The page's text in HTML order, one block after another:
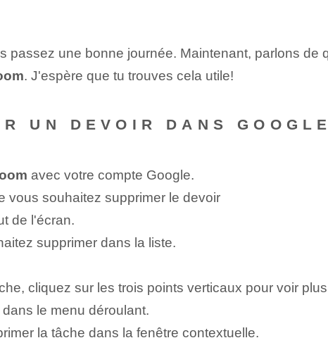
passez une bonne journée. Maintenant, parlons de
. J'espère que tu trouves cela utile!
UN DEVOIR DANS
avec votre compte Google.
vous souhaitez supprimer le devoir
de l'écran.
supprimer dans la liste.
cliquez sur les trois points verticaux pour voir
le menu déroulant.
la tâche dans la fenêtre contextuelle.